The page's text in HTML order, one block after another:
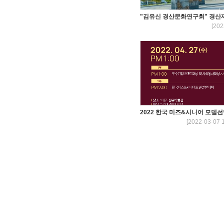
"김유신 경산문화연구회" 경산
2022 한국 미즈&시니어 모델
[2022-03-07